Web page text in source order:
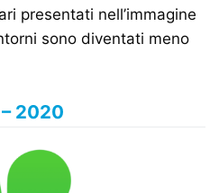
presentati nell’immagine
sono diventati meno
2020